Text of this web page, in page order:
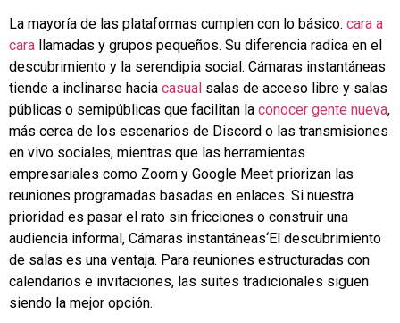
La mayoría de las plataformas cumplen con lo básico: cara a
cara llamadas y grupos pequeños. Su diferencia radica en el
descubrimiento y la serendipia social. Cámaras instantáneas
tiende a inclinarse hacia casual salas de acceso libre y salas
públicas o semipúblicas que facilitan la conocer gente nueva,
más cerca de los escenarios de Discord o las transmisiones
en vivo sociales, mientras que las herramientas
empresariales como Zoom y Google Meet priorizan las
reuniones programadas basadas en enlaces. Si nuestra
prioridad es pasar el rato sin fricciones o construir una
audiencia informal, Cámaras instantáneas‘El descubrimiento
de salas es una ventaja. Para reuniones estructuradas con
calendarios e invitaciones, las suites tradicionales siguen
siendo la mejor opción.